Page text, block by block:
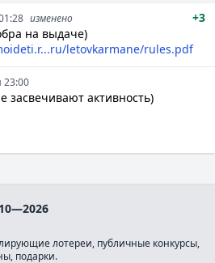
изменено
+3
на выдаче)
letovkarmane/rules.pdf
засвечивают активность)
лотереи, публичные конкурсы,
подарки.